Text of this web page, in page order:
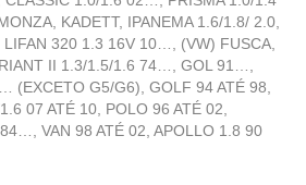
KADETT, IPANEMA 1.6/1.8/ 2.0,
320 1.3 16V 10…, (VW) FUSCA,
II 1.3/1.5/1.6 74…, GOL 91…,
(EXCETO G5/G6), GOLF 94 ATÉ 98,
07 ATÉ 10, POLO 96 ATÉ 02,
VAN 98 ATÉ 02, APOLLO 1.8 90